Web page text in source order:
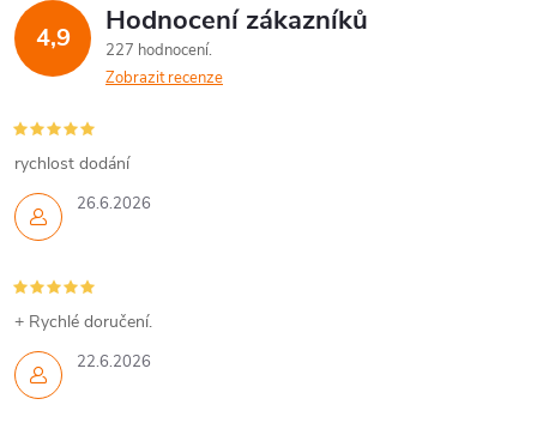
d
a
c
í
p
r
v
k
y
4,9 Hodnocení zákazníků
227 hodnocení
Zobrazit recenze
26.6.2026
rychlost dodání
22.6.2026
+ Rychlé doručení.